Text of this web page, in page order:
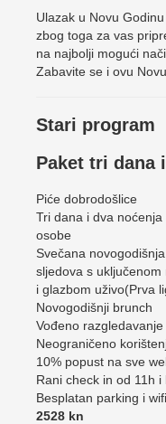
Ulazak u Novu
zbog toga za vas
na najbolji mogući
Zabavite se i ovu
Stari program
Paket tri dana
Piće dobrodošlice
Tri dana i dva
osobe
Svečana
sljedova s
i glazbom uživo(Prva
Novogodišnji brunch
Vođeno
Neograničeno
10% popust na sve
Rani check in od 11h
Besplatan parking i wifi
2528 kn